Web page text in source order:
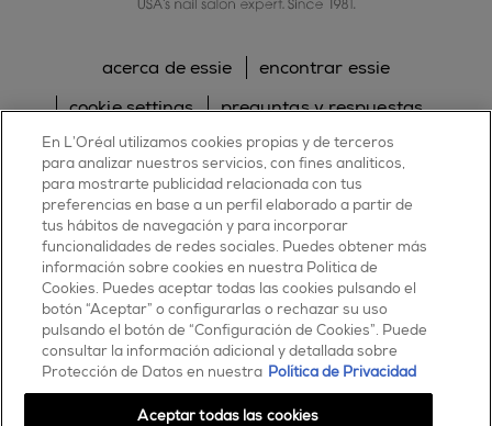
acerca de essie
encontrar essie
cookie settings
preguntas y respuestas
sitemap
contacta con nosotros
política de cookies
política de privacidad
facebooktwitterpinterestyoutube
ESSIE
30, rue d’Alsace – 92300 Levallois-Perret
FRANCE
En L’Oréal utilizamos cookies propias y de terceros
para analizar nuestros servicios, con fines analíticos,
para mostrarte publicidad relacionada con tus
preferencias en base a un perfil elaborado a partir de
tus hábitos de navegación y para incorporar
funcionalidades de redes sociales. Puedes obtener más
información sobre cookies en nuestra Política de
Cookies. Puedes aceptar todas las cookies pulsando el
botón “Aceptar” o configurarlas o rechazar su uso
pulsando el botón de “Configuración de Cookies”. Puede
consultar la información adicional y detallada sobre
Protección de Datos en nuestra Política de Privacidad
Aceptar todas las cookies